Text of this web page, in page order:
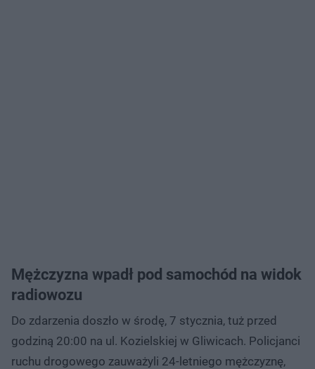
Mężczyzna wpadł pod samochód na widok
radiowozu
Do zdarzenia doszło w środę, 7 stycznia, tuż przed
godziną 20:00 na ul. Kozielskiej w Gliwicach. Policjanci
ruchu drogowego zauważyli 24-letniego mężczyznę,